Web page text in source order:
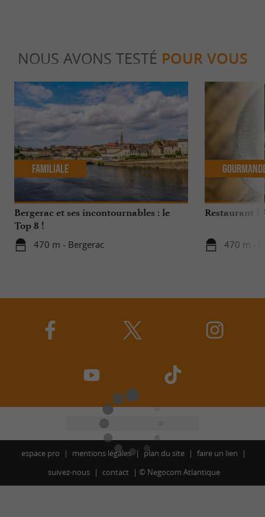
NOUS AVONS TESTÉ POUR VOUS
Bergerac et ses incontournables : le
Top 8 !
470 m - Bergerac
Familiale
Restaurant
470 m -
espace pro mentions légales plan du site
faire un lien
suivez-nous
contact © Negocom Atlantique